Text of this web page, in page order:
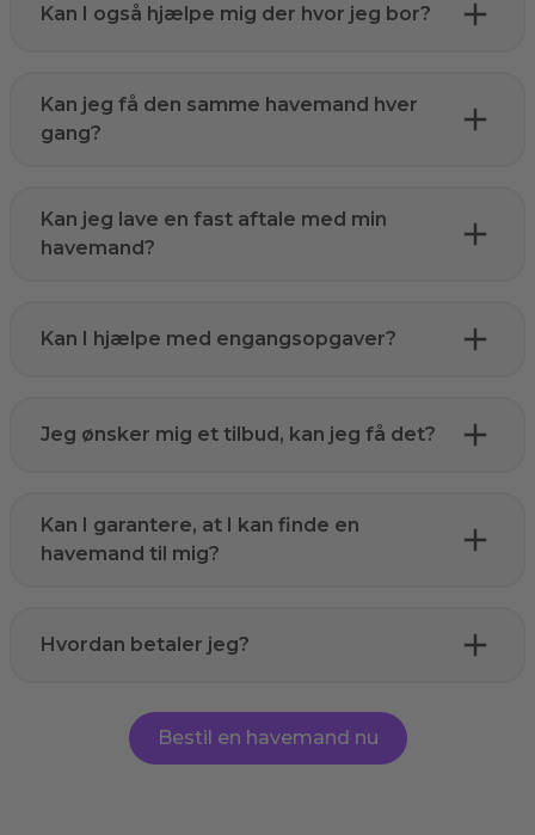
Kan I også hjælpe mig der hvor jeg bor?
Kan jeg få den samme havemand hver
gang?
Kan jeg lave en fast aftale med min
havemand?
Kan I hjælpe med engangsopgaver?
Jeg ønsker mig et tilbud, kan jeg få det?
Kan I garantere, at I kan finde en
havemand til mig?
Hvordan betaler jeg?
Bestil en havemand nu